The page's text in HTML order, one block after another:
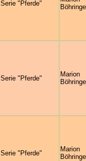
Serie "Pferde"
Serie "Pferde"
Marion
Serie "Pferde"
Marion